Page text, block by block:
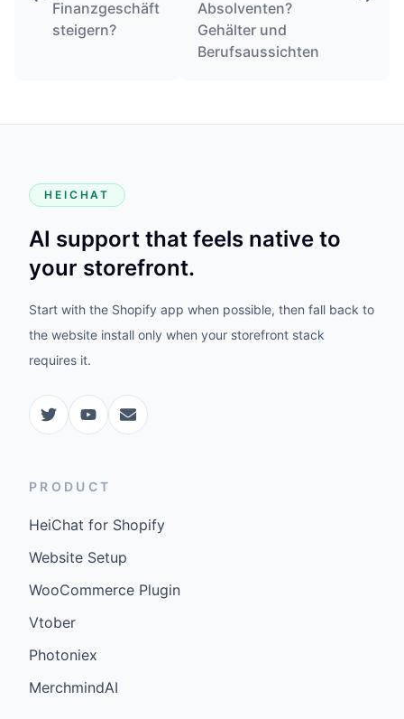
Finanzgeschäft
steigern?
Absolventen?
Gehälter und
Berufsaussichten
HEICHAT
AI support that feels native to
your storefront.
Start with the Shopify app when possible, then fall back to
the website install only when your storefront stack
requires it.
PRODUCT
HeiChat for Shopify
Website Setup
WooCommerce Plugin
Vtober
Photoniex
MerchmindAI